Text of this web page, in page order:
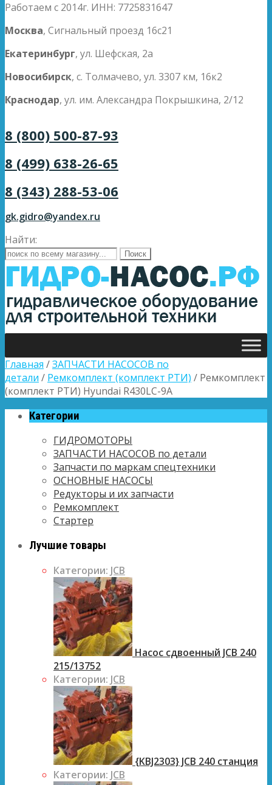
Работаем с 2014г. ИНН: 7725831647
Москва, Сигнальный проезд 16с21
Екатеринбург, ул. Шефская, 2а
Новосибирск, с. Толмачево, ул. 3307 км, 16к2
Краснодар, ул. им. Александра Покрышкина, 2/12
8 (800) 500-87-93
8 (499) 638-26-65
8 (343) 288-53-06
gk.gidro@yandex.ru
Найти:
Главная /ЗАПЧАСТИ НАСОСОВ по
детали / Ремкомплект (комплект РТИ) / Ремкомплект
(комплект РТИ) Hyundai R430LC-9A
Категории
ГИДРОМОТОРЫ
ЗАПЧАСТИ НАСОСОВ по детали
Запчасти по маркам спецтехники
ОСНОВНЫЕ НАСОСЫ
Редукторы и их запчасти
Ремкомплект
Стартер
Лучшие товары
Категории: JCB
Насос сдвоенный JCB 240
215/13752
Категории: JCB
{KBJ2303} JCB 240 станция
Категории: JCB